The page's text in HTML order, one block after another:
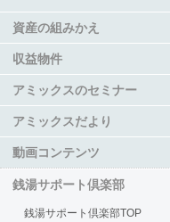
資産の組みかえ
収益物件
アミックスのセミナー
アミックスだより
動画コンテンツ
銭湯サポート倶楽部
銭湯サポート倶楽部TOP